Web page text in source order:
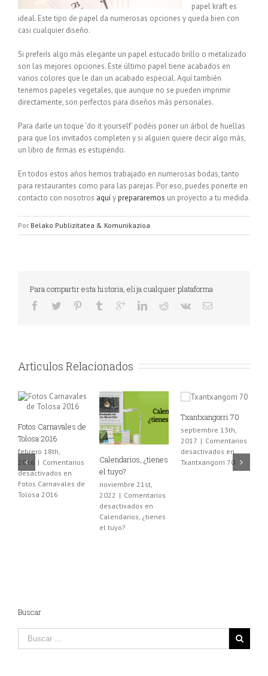
papel kraft es
ideal. Este tipo de papel da numerosas opciones y queda bien con
casi cualquier diseño.
Si preferís algo más elegante un papel estucado brillo o metalizado
son las mejores opciones. Este último papel tiene acabados en
varios colores que le dan un acabado especial. Aquí también
tenemos papeles vegetales, que aunque no se pueden imprimir
directamente, son perfectos para diseños más personales.
Para darle un toque ‘do it yourself’ podéis poner un árbol de huellas
para que los invitados completen y si alguien quiere decir algo más,
un libro de firmas es estupendo.
En todos estos años hemos trabajado en numerosas bodas, tanto
para restaurantes como para las parejas. Por eso, puedes ponerte en
contacto con nosotros aquíyprepararemos un proyecto a tu medida.
Por Belako Publizitatea & Komunikazioa
Para compartir esta historia, elija cualquier plataforma
Articulos Relacionados
septiembre 13th,
2017 |
desactivados
Txantxangorri 70
Distribuidores i-
moments
marzo 9th,
2016 | Comentarios
desactivados
Distribuidores i-
moments
Fotos Carnavales de
Tolosa 2016
febrero 18th,
2016 | Comentarios
desactivados en
Fotos Carnavales de
Buscar